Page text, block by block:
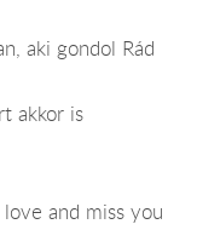
aki gondol Rád
akkor is
and miss you